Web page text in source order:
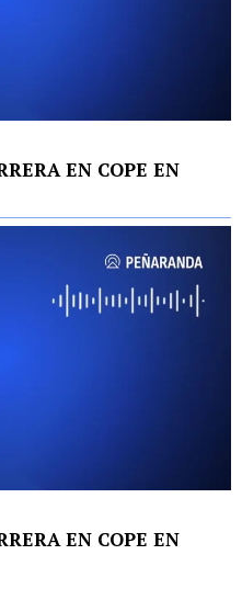
EN COPE EN
EN COPE EN